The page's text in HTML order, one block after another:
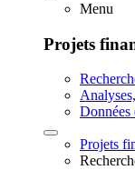
Menu
Projets
Données
Projets